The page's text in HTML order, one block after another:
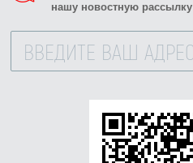
нашу новостную рассылку